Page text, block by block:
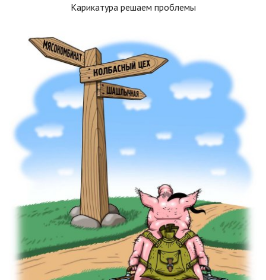
Карикатура решаем проблемы